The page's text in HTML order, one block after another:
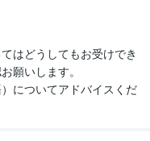
はどうしてもお受けでき
願いします。
についてアドバイスくだ